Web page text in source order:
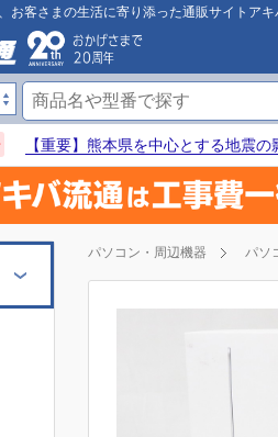
お客さまの生活に寄り添った通販サイトアキ
【重要】熊本県を中心とする地震
パソコン・周辺機器 パソ